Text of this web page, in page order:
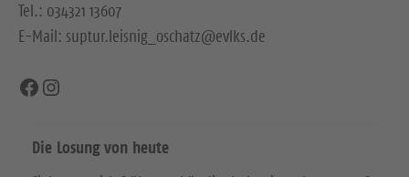
Tel.: 034321 13607
E-Mail: suptur.leisnig_oschatz@evlks.de
Facebook
Instagram
Die Losung von heute